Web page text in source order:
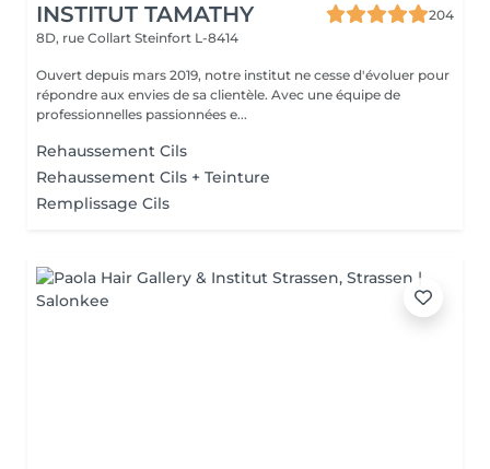
INSTITUT TAMATHY
204
8D, rue Collart Steinfort L-8414
Ouvert depuis mars 2019, notre institut ne cesse d'évoluer pour
répondre aux envies de sa clientèle. Avec une équipe de
professionnelles passionnées e...
Rehaussement Cils
Rehaussement Cils + Teinture
Remplissage Cils